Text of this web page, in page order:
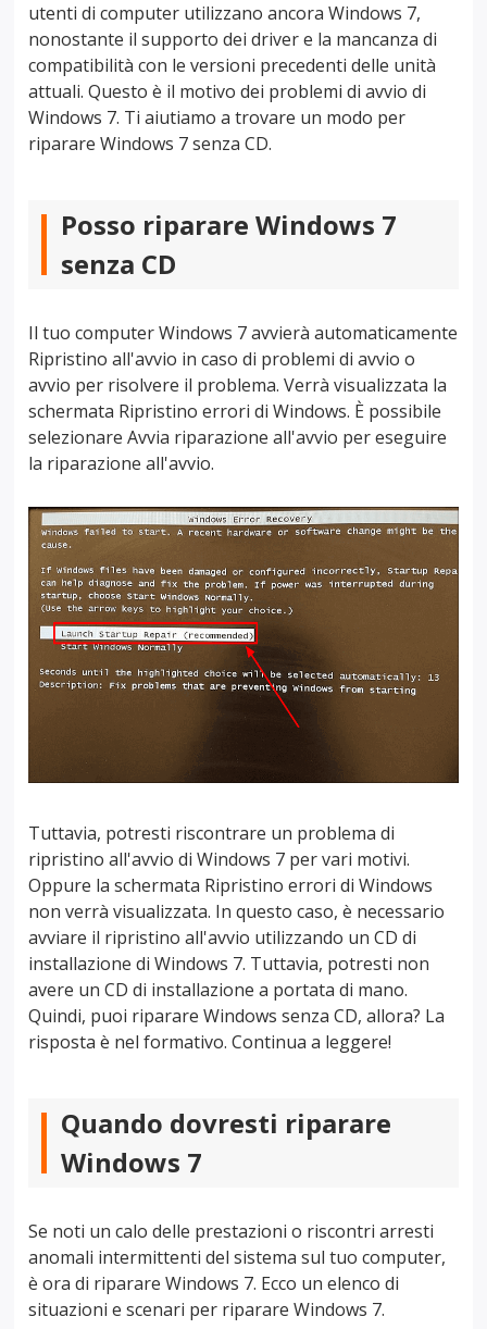
utenti di computer utilizzano ancora Windows 7,
nonostante il supporto dei driver e la mancanza di
compatibilità con le versioni precedenti delle unità
attuali. Questo è il motivo dei problemi di avvio di
Windows 7. Ti aiutiamo a trovare un modo per
riparare Windows 7 senza CD.
Posso riparare Windows 7
senza CD
Il tuo computer Windows 7 avvierà automaticamente
Ripristino all'avvio in caso di problemi di avvio o
avvio per risolvere il problema. Verrà visualizzata la
schermata Ripristino errori di Windows. È possibile
selezionare Avvia riparazione all'avvio per eseguire
la riparazione all'avvio.
Tuttavia, potresti riscontrare un problema di
ripristino all'avvio di Windows 7 per vari motivi.
Oppure la schermata Ripristino errori di Windows
non verrà visualizzata. In questo caso, è necessario
avviare il ripristino all'avvio utilizzando un CD di
installazione di Windows 7. Tuttavia, potresti non
avere un CD di installazione a portata di mano.
Quindi, puoi riparare Windows senza CD, allora? La
risposta è nel formativo. Continua a leggere!
Quando dovresti riparare
Windows 7
Se noti un calo delle prestazioni o riscontri arresti
anomali intermittenti del sistema sul tuo computer,
è ora di riparare Windows 7. Ecco un elenco di
situazioni e scenari per riparare Windows 7.